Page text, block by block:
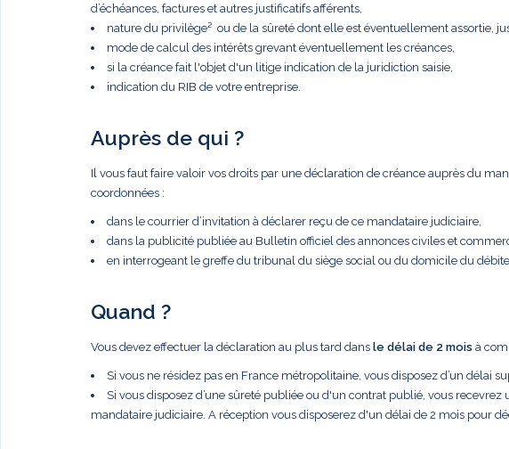
d’échéances, factures et autres justificatifs afférents,
nature du privilège² ou de la sûreté dont elle est éventuellement assortie,
mode de calcul des intérêts grevant éventuellement les créances,
si la créance fait l'objet d'un litige indication de la juridiction saisie,
indication du RIB de votre entreprise.
Auprès de qui ?
Il vous faut faire valoir vos droits par une déclaration de créance auprès du
coordonnées :
dans le courrier d’invitation à déclarer reçu de ce mandataire judiciaire,
dans la publicité publiée au Bulletin officiel des annonces civiles et
en interrogeant le greffe du tribunal du siège social ou du domicile du
Quand ?
Vous devez effectuer la déclaration au plus tard dans le délai de 2 mois à
Si vous ne résidez pas en France métropolitaine, vous disposez d’un délai
Si vous disposez d’une sûreté publiée ou d'un contrat publié, vous
mandataire judiciaire. A réception vous disposerez d'un délai de 2 mois pour